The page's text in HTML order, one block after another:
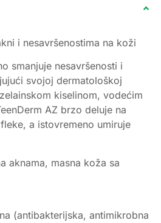
i nesavršenostima na koži
smanjuje nesavršenosti i
svojoj dermatološkoj
kiselinom, vodećim
AZ brzo deluje na
a istovremeno umiruje
aknama, masna koža sa
(antibakterijska, antimikrobna